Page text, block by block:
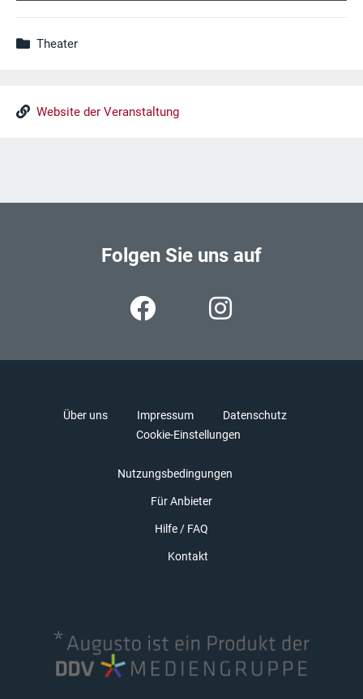
Theater
Website der Veranstaltung
Folgen Sie uns auf
Über uns Impressum
Datenschutz
Cookie-Einstellungen
Nutzungsbedingungen
Für Anbieter
Hilfe / FAQ
Kontakt